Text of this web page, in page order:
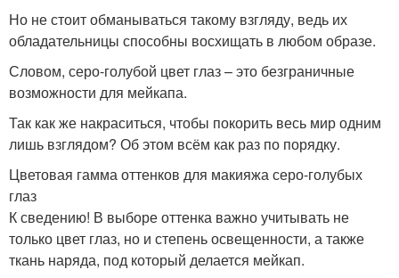
Но не стоит обманываться такому взгляду, ведь их
обладательницы способны восхищать в любом образе.
Словом, серо-голубой цвет глаз – это безграничные
возможности для мейкапа.
Так как же накраситься, чтобы покорить весь мир одним
лишь взглядом? Об этом всём как раз по порядку.
Цветовая гамма оттенков для макияжа серо-голубых
глаз
К сведению! В выборе оттенка важно учитывать не
только цвет глаз, но и степень освещенности, а также
ткань наряда, под который делается мейкап.